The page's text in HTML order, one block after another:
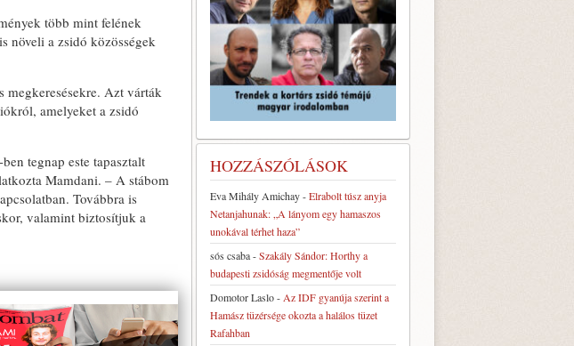
több mint felének
növeli a zsidó közösségek
megkeresésekre. Azt várták
amelyeket a zsidó
tegnap este tapasztalt
Mamdani. – A stábom
Továbbra is
valamint biztosítjuk a
HOZZÁSZÓLÁSOK
Eva Mihály Amichay-Elrabolt túsz anyja
Netanjahunak: „A lányom egy hamaszos
unokával térhet haza”
sós csaba-Szakály Sándor: Horthy a
budapesti zsidóság megmentője volt
Domotor Laslo- Az IDF gyanúja szerint a
Hamász tüzérsége okozta a halálos tüzet
Rafahban